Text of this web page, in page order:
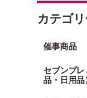
カテゴ
催事商品
セブンプ
品・日用品